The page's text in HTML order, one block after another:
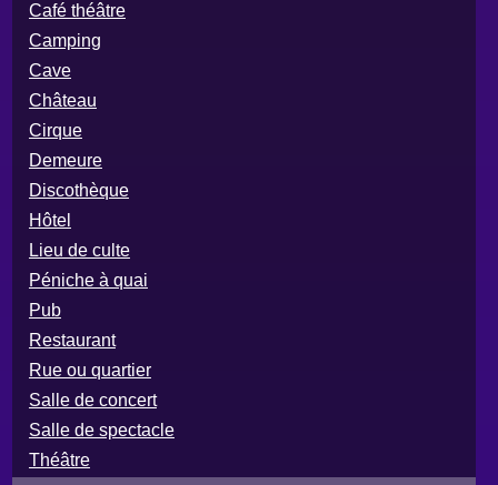
Café théâtre
Camping
Cave
Château
Cirque
Demeure
Discothèque
Hôtel
Lieu de culte
Péniche à quai
Pub
Restaurant
Rue ou quartier
Salle de concert
Salle de spectacle
Théâtre